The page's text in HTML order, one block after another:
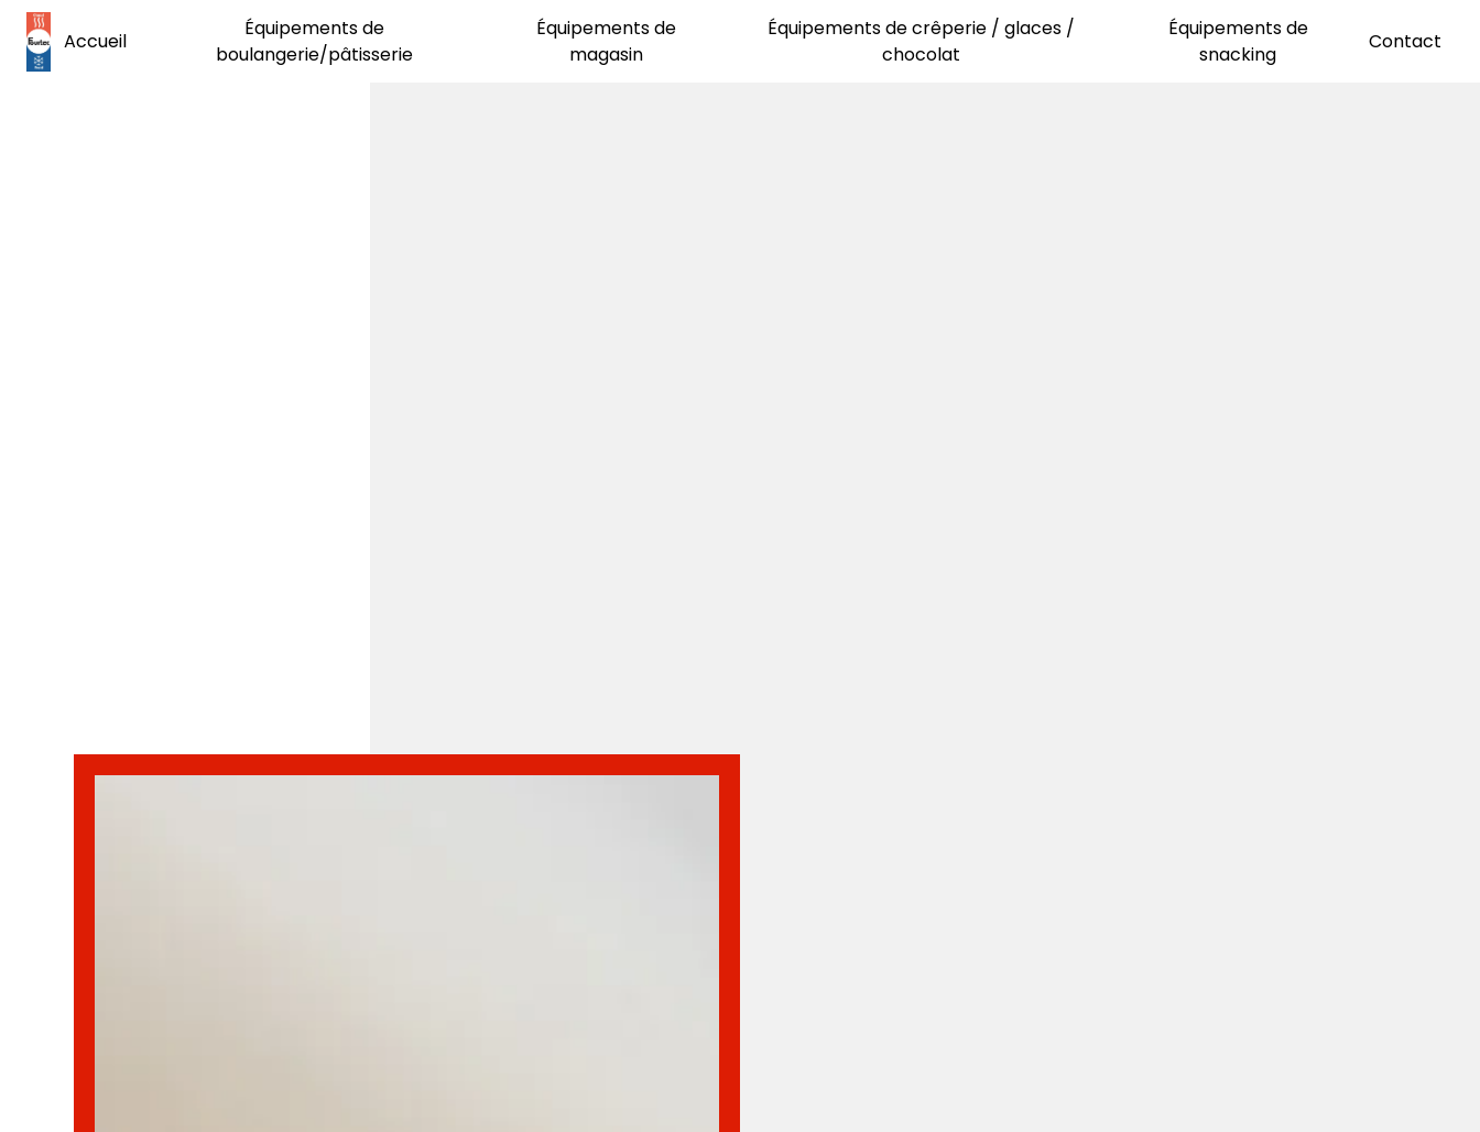
Accueil
Équipements de
boulangerie/pâtisserie
Équipements de
magasin
Équipements de crêperie / glaces /
chocolat
Équipements de
snacking
Contact
Panneau de gestion des cookies